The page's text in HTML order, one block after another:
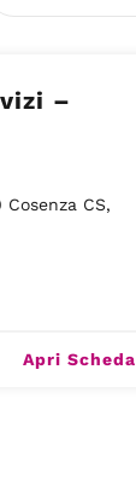
–
CS,
Apri Scheda